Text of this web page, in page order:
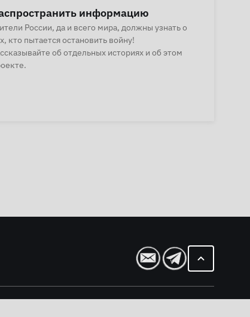
информацию
России, да и всего мира, должны узнать о
кто пытается остановить войну!
об отдельных историях и об этом